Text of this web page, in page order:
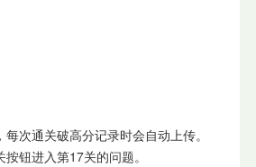
次通关破高分记录时会自动上传。
钮进入第17关的问题。